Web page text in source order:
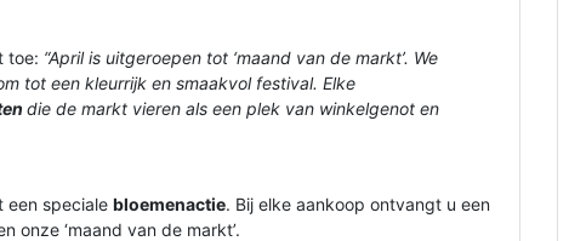
toe: “April is uitgeroepen tot ‘maand van de markt’. We
tot een kleurrijk en smaakvol festival. Elke
die de markt vieren als een plek van winkelgenot en
een speciale bloemenactie. Bij elke aankoop ontvangt u een
onze ‘maand van de markt’.